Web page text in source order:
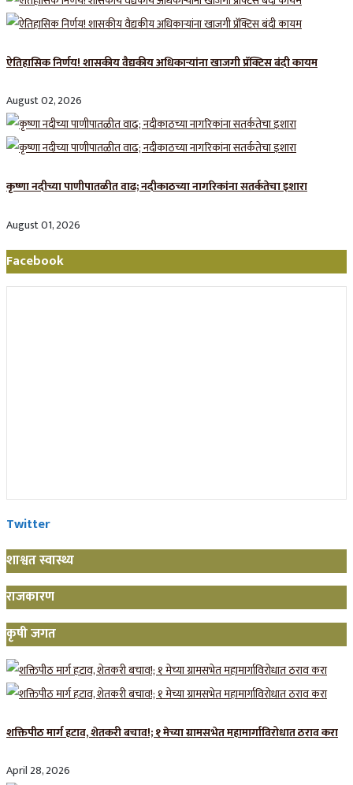
ऐतिहासिक निर्णय! शासकीय वैद्यकीय अधिकाऱ्यांना खाजगी प्रॅक्टिस बंदी कायम
August 02, 2026
कृष्णा नदीच्या पाणीपातळीत वाढ; नदीकाठच्या नागरिकांना सतर्कतेचा इशारा
August 01, 2026
Facebook
Twitter
शाश्वत स्वास्थ्य
राजकारण
कृषी जगत
शक्तिपीठ मार्ग हटाव, शेतकरी बचाव!; १ मेच्या ग्रामसभेत महामार्गाविरोधात ठराव करा
April 28, 2026